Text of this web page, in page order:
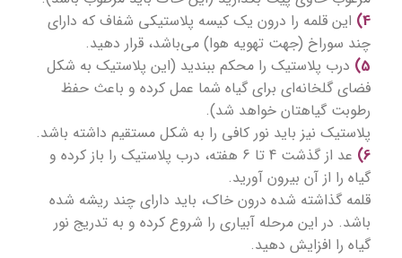
4) این قلمه را درون یک کیسه پلاستیکی شفاف که دارای
چند سوراخ (جهت تهویه هوا) می‌باشد، قرار دهید.
5) درب پلاستیک را محکم ببندید (این پلاستیک به شکل
فضای گلخانه‌ای برای گیاه شما عمل کرده و باعث حفظ
رطوبت گیاهتان خواهد شد).
پلاستیک نیز باید نور کافی را به شکل مستقیم داشته باشد.
6)
عد از گذشت 4 تا 6 هفته، درب پلاستیک را باز کرده و
گیاه را از آن بیرون آورید.
قلمه‌ گذاشته شده درون خاک، باید دارای چند ریشه شده
باشد. در این مرحله آبیاری را شروع کرده و به تدریج نور
گیاه را افزایش دهید.